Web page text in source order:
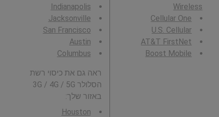
Wireless
Cellular One
U.S. Cellular
AT&T FirstNet
Boost Mobile
Indianapolis
Jacksonville
San Francisco
Austin
Columbus
ראה גם את כיסוי רשת
הסלולר 3G / 4G / 5G
באזור שלך:
Houston